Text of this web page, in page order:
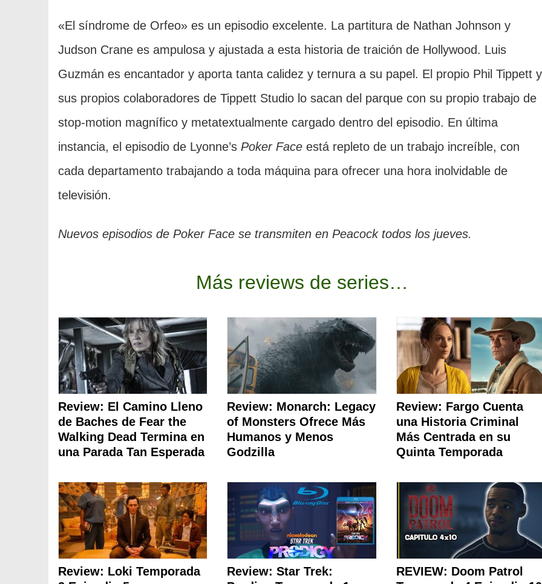
«El síndrome de Orfeo» es un episodio excelente. La partitura de Nathan Johnson y
Judson Crane es ampulosa y ajustada a esta historia de traición de Hollywood. Luis
Guzmán es encantador y aporta tanta calidez y ternura a su papel. El propio Phil Tippett y
sus propios colaboradores de Tippett Studio lo sacan del parque con su propio trabajo de
stop-motion magnífico y metatextualmente cargado dentro del episodio. En última
instancia, el episodio de Lyonne’s Poker Face está repleto de un trabajo increíble, con
cada departamento trabajando a toda máquina para ofrecer una hora inolvidable de
televisión.
Nuevos episodios de Poker Face se transmiten en Peacock todos los jueves.
Más reviews de series…
Review: El Camino Lleno
de Baches de Fear the
Walking Dead Termina en
una Parada Tan Esperada
Review: Monarch: Legacy
of Monsters Ofrece Más
Humanos y Menos
Godzilla
Review: Fargo Cuenta
una Historia Criminal
Más Centrada en su
Quinta Temporada
Review: Loki Temporada
Review: Star Trek:
REVIEW: Doom Patrol